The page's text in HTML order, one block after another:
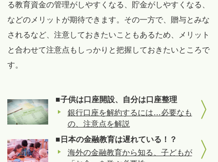
る教育資金の管理がしやすくなる、貯金がしやすくなる、
などのメリットが期待できます。その一方で、贈与とみな
されるなど、注意しておきたいこともあるため、メリット
と合わせて注意点もしっかりと把握しておきたいところで
す。
■子供は口座開設、自分は口座整理
銀行口座を解約するには…必要なも
の、注意点を解説
■日本の金融教育は遅れている！？
海外の金融教育から知る、子どもが